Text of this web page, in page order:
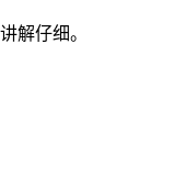
解仔细。